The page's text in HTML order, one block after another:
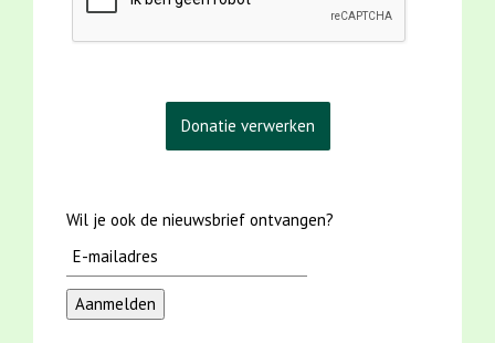
Wil je ook de nieuwsbrief ontvangen?